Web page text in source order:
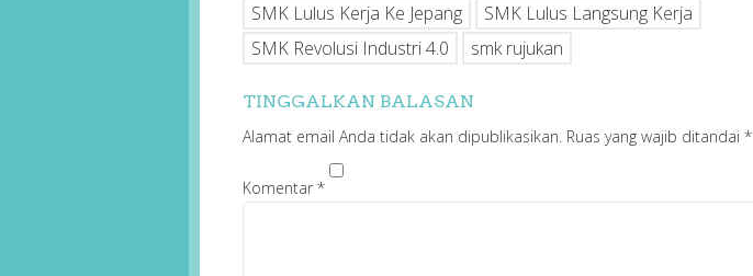
SMK Lulus Kerja Ke Jepang
SMK Lulus Langsung Kerja
SMK Revolusi Industri 4.0
smk rujukan
TINGGALKAN BALASAN
Alamat email Anda tidak akan dipublikasikan. Ruas yang wajib ditandai*
Komentar*